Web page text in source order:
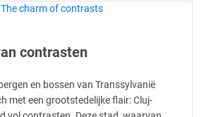
contrasten
en bossen van Transsylvanië
met een grootstedelijke flair: Cluj-